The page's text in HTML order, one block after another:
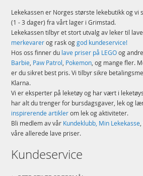
Lekekassen er Norges største lekebutikk og vi
(1 - 3 dager) fra vårt lager i Grimstad.
Lekekassen tilbyr et stort utvalg av leker til
merkevarerog rask oggod kundeservice!
Hos oss finner du lave priser på LEGOog andre
Barbie, Paw Patrol, Pokemon, og mange fler.
er du sikret best pris. Vi tilbyr sikre
Klarna.
Vi er eksperter på leketøy og har vært i
har alt du trenger for bursdagsgaver, lek og
inspirerende artiklerom lek og aktiviteter.
Bli medlem av vår Kundeklubb, Min Lekekasse
våre allerede lave priser.
Kundeservice